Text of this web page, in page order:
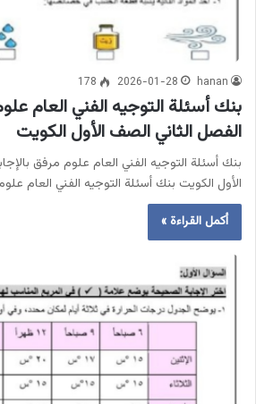
hanan
2026-01-28
178
بنك أسئلة التوجيه الفني العام
الفصل الثاني الصف الأول الكويت
بنك أسئلة التوجيه الفني العام علوم مرفق
الأول الكويت بنك أسئلة التوجيه الفني العام
أكمل القراءة »